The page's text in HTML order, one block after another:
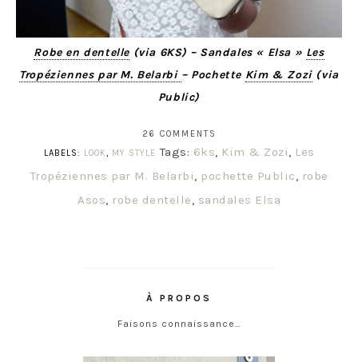
Robe en dentelle (via 6KS) – Sandales « Elsa » Les
Tropéziennes par M. Belarbi – Pochette Kim & Zozi(via
Public)
26 COMMENTS
LABELS:
LOOK, MY STYLE Tags: 6ks, Kim & Zozi, Les
Tropéziennes par M. Belarbi, pochette Public, robe
Asos, robe dentelle, sandales Elsa
À PROPOS
Faisons connaissance…